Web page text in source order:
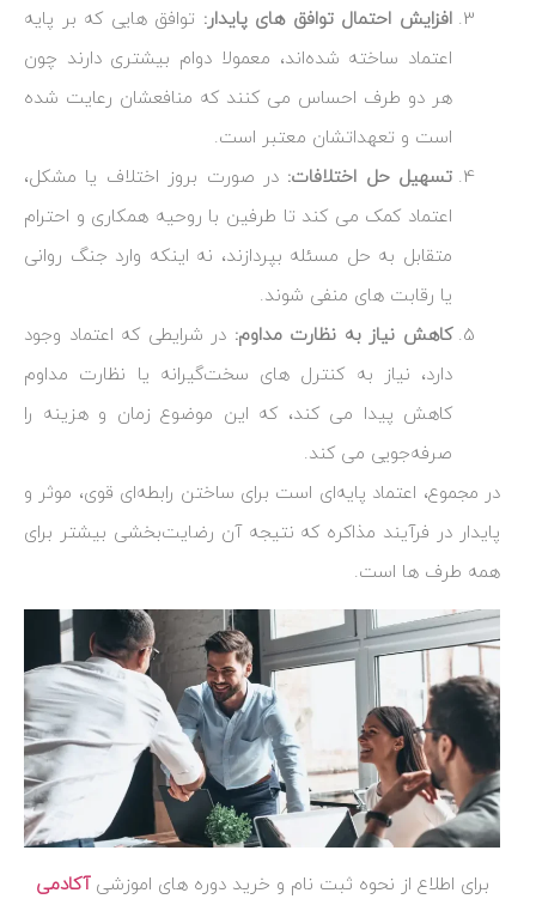
افزایش احتمال توافق‌ های پایدار: توافق‌ هایی که بر پایه
اعتماد ساخته شده‌اند، معمولا دوام بیشتری دارند چون
هر دو طرف احساس می ‌کنند که منافعشان رعایت شده
است و تعهداتشان معتبر است.
تسهیل حل اختلافات: در صورت بروز اختلاف یا مشکل،
اعتماد کمک می‌ کند تا طرفین با روحیه همکاری و احترام
متقابل به حل مسئله بپردازند، نه اینکه وارد جنگ روانی
یا رقابت‌ های منفی شوند.
کاهش نیاز به نظارت مداوم: در شرایطی که اعتماد وجود
دارد، نیاز به کنترل‌ های سخت‌گیرانه یا نظارت مداوم
کاهش پیدا می‌ کند، که این موضوع زمان و هزینه را
صرفه‌جویی می‌ کند.
در مجموع، اعتماد پایه‌ای است برای ساختن رابطه‌ای قوی، موثر و
پایدار در فرآیند مذاکره که نتیجه آن رضایت‌بخشی بیشتر برای
همه طرف‌ ها است.
برای اطلاع از نحوه ثبت نام و خرید دوره های اموزشیآکادمی